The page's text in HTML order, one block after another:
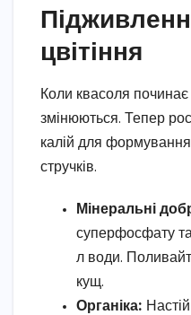
цвітіння
Коли квасоля починає
змінюються. Тепер
калій для формування
стручків.
Мінеральні
суперфосфату
л води.
кущ.
Органіка: